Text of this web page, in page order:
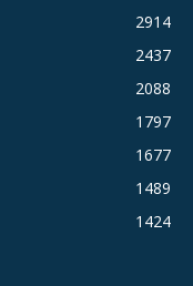
2914
2437
2088
1797
1677
1489
1424